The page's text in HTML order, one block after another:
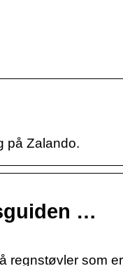
på Zalando.
…
regnstøvler som er